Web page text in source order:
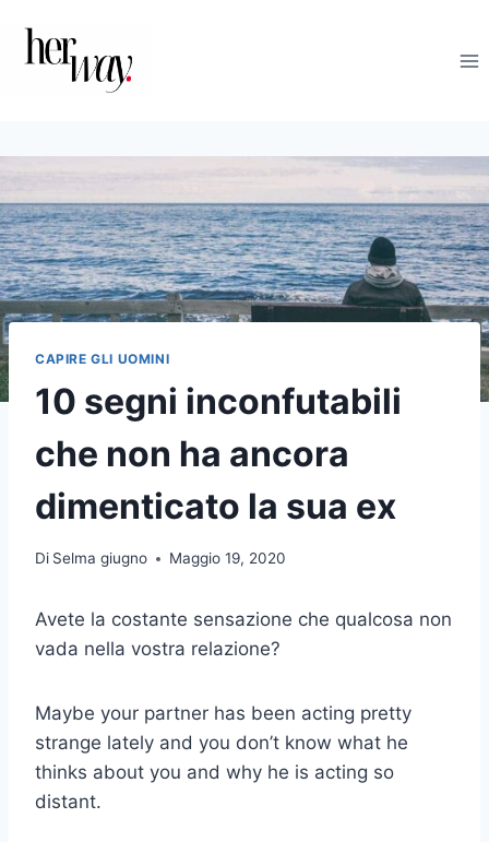
contenuto
CAPIRE GLI UOMINI
10 segni inconfutabili
che non ha ancora
dimenticato la sua ex
Di Selma giugno Maggio 19, 2020
Avete la costante sensazione che qualcosa non
vada nella vostra relazione?
Maybe your partner has been acting pretty
strange lately and you don’t know what he
thinks about you and why he is acting so
distant.